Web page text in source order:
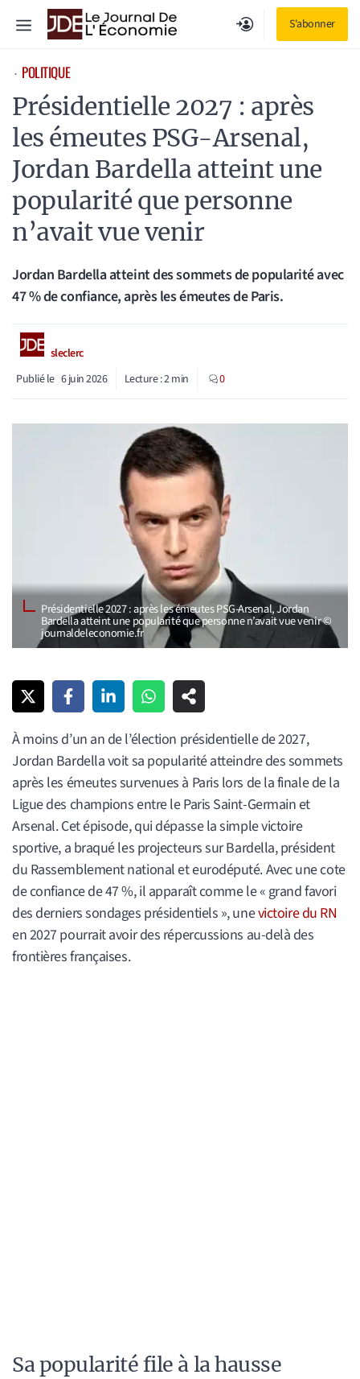
S'abonner
Menu
⋅ POLITIQUE
Présidentielle 2027 : après
les émeutes PSG-Arsenal,
Jordan Bardella atteint une
popularité que personne
n’avait vue venir
Jordan Bardella atteint des sommets de popularité avec
47 % de confiance, après les émeutes de Paris.
sleclerc
Publié le 6 juin 2026 Lecture :2min 0
Présidentielle 2027 : après les émeutes PSG-Arsenal, Jordan
Bardella atteint une popularité que personne n’avait vue venir ©
journaldeleconomie.fr
À moins d’un an de l’élection présidentielle de 2027,
Jordan Bardella voit sa popularité atteindre des sommets
après les émeutes survenues à Paris lors de la finale de la
Ligue des champions entre le Paris Saint-Germain et
Arsenal. Cet épisode, qui dépasse la simple victoire
sportive, a braqué les projecteurs sur Bardella, président
du Rassemblement national et eurodéputé. Avec une cote
de confiance de 47 %, il apparaît comme le « grand favori
des derniers sondages présidentiels », unevictoire du RN
en 2027 pourrait avoir des répercussions au-delà des
frontières françaises.
Sa popularité file à la hausse